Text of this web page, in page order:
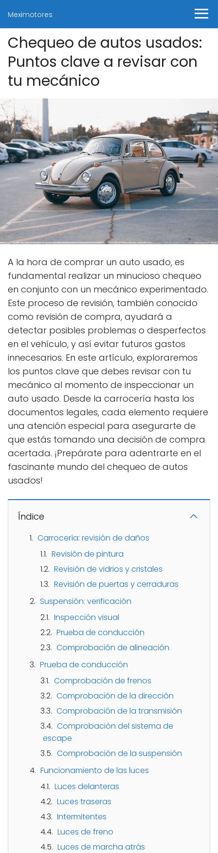
Meximotores
Chequeo de autos usados:
Puntos clave a revisar con
tu mecánico
A la hora de comprar un auto usado, es
fundamental realizar un minucioso chequeo
en conjunto con un mecánico experimentado.
Este proceso de revisión, también conocido
como revisión de compra, ayudará a
detectar posibles problemas o desperfectos
en el vehículo, y así evitar futuros gastos
innecesarios. En este artículo, exploraremos
los puntos clave que debes revisar con tu
mecánico al momento de inspeccionar un
auto usado. Desde la carrocería hasta los
documentos legales, cada elemento requiere
una atención especial para asegurarte de
que estás tomando una decisión de compra
acertada. ¡Prepárate para adentrarte en el
fascinante mundo del chequeo de autos
usados!
Índice
Carrocería: revisión de daños
Revisión de pintura
Revisión de vidrios y cristales
Revisión de puertas y cerraduras
Suspensión: verificación
Inspección visual
Prueba de conducción
Comprobación de alineación
Prueba de conducción
Comprobación de frenos
Comprobación de la dirección
Comprobación de la transmisión
Comprobación del sistema de
escape
Comprobación de la suspensión
Funcionamiento de las luces
Luces delanteras
Luces traseras
Intermitentes
Luces de freno
Luces de marcha atrás